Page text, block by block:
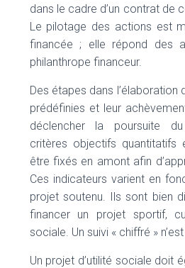
dans le cadre d’un contrat de
Le pilotage des actions est
financée ; elle répond des
philanthrope financeur.
Des étapes dans
prédéfinies et leur
déclencher la poursuite
critères objectifs quantitatifs
être fixés en amont afin
Ces indicateurs varient en
projet soutenu. Ils sont bien
financer un projet sportif,
sociale. Un suivi « chiffré »
Un projet d’utilité sociale doit